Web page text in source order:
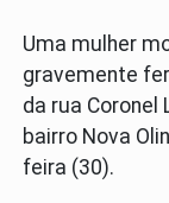
Uma mulher
gravemente
da rua Coronel
bairro Nova
feira (30).